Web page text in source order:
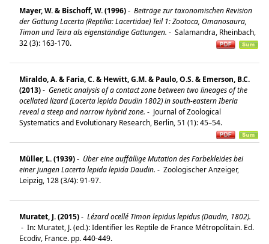
Mayer, W. & Bischoff, W. (1996)- Beiträge zur taxonomischen Revision
der Gattung Lacerta (Reptilia: Lacertidae) Teil 1: Zootoca, Omanosaura,
Timon und Teira als eigenständige Gattungen. - Salamandra, Rheinbach,
32 (3): 163-170.
Miraldo, A. & Faria, C. & Hewitt, G.M. & Paulo, O.S. & Emerson, B.C.
(2013)- Genetic analysis of a contact zone between two lineages of the
ocellated lizard (Lacerta lepida Daudin 1802) in south-eastern Iberia
reveal a steep and narrow hybrid zone. - Journal of Zoological
Systematics and Evolutionary Research, Berlin, 51 (1): 45–54.
Müller, L. (1939)- Über eine auffällige Mutation des Farbekleides bei
einer jungen Lacerta lepida lepida Daudin. - Zoologischer Anzeiger,
Leipzig, 128 (3/4): 91-97.
Muratet, J. (2015)- Lézard ocellé Timon lepidus lepidus (Daudin, 1802).
- In: Muratet, J. (ed.): Identifier les Reptile de France Métropolitain. Ed.
Ecodiv, France. pp. 440-449.